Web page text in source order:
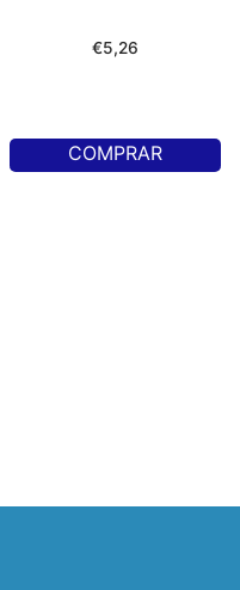
€5,26
COMPRAR